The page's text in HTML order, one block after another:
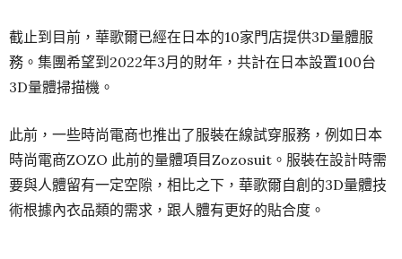
截止到目前，華歌爾已經在日本的10家門店提供3D量體服
務。集團希望到2022年3月的財年，共計在日本設置100台
3D量體掃描機。
此前，一些時尚電商也推出了服裝在線試穿服務，例如日本
時尚電商ZOZO 此前的量體項目Zozosuit。服裝在設計時需
要與人體留有一定空隙，相比之下，華歌爾自創的3D量體技
術根據內衣品類的需求，跟人體有更好的貼合度。